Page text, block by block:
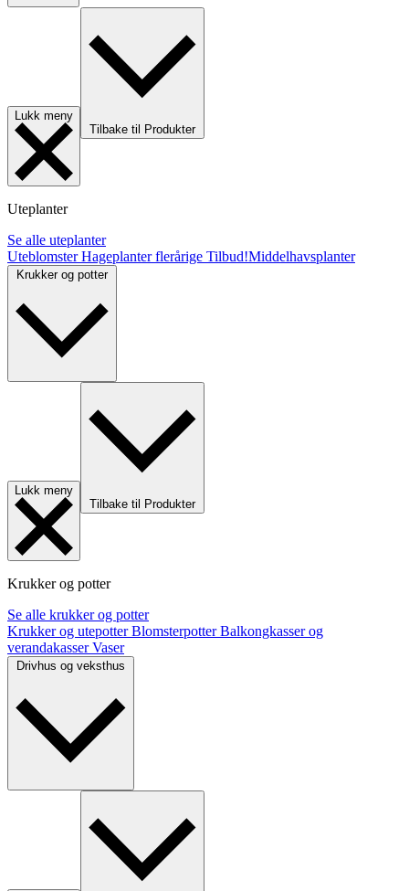
Lukk meny
Tilbake til Produkter
Uteplanter
Se alle uteplanter
UteblomsterHageplanter flerårige Tilbud!Middelhavsplanter
Krukker og potter
Lukk meny
Tilbake til Produkter
Krukker og potter
Se alle krukker og potter
Krukker og utepotterBlomsterpotterBalkongkasser og
verandakasserVaser